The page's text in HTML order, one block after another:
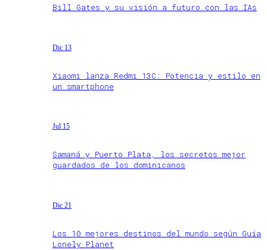
Bill Gates y su visión a futuro con las IAs
Dic 13
Xiaomi lanza Redmi 13C: Potencia y estilo en
un smartphone
Jul 15
Samaná y Puerto Plata, los secretos mejor
guardados de los dominicanos
Dic 21
Los 10 mejores destinos del mundo según Guía
Lonely Planet